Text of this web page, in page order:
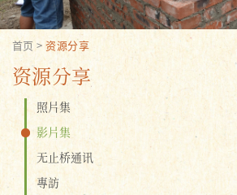
首页 >资源分享
资源分享
照片集
影片集
无止桥通讯
專訪